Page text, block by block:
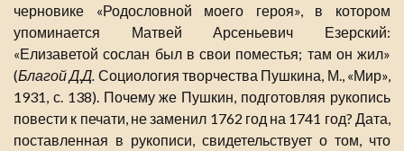
черновике «Родословной моего героя», в котором
упоминается Матвей Арсеньевич Езерский:
«Елизаветой сослан был в свои поместья; там он жил»
(Благой Д.Д. Социология творчества Пушкина, М., «Мир»,
1931, с. 138). Почему же Пушкин, подготовляя рукопись
повести к печати, не заменил 1762 год на 1741 год? Дата,
поставленная в рукописи, свидетельствует о том, что